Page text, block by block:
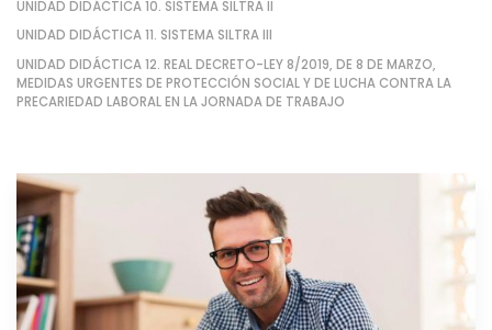
UNIDAD DIDÁCTICA 10. SISTEMA SILTRA II
UNIDAD DIDÁCTICA 11. SISTEMA SILTRA III
UNIDAD DIDÁCTICA 12. REAL DECRETO-LEY 8/2019, DE 8 DE MARZO,
MEDIDAS URGENTES DE PROTECCIÓN SOCIAL Y DE LUCHA CONTRA LA
PRECARIEDAD LABORAL EN LA JORNADA DE TRABAJO